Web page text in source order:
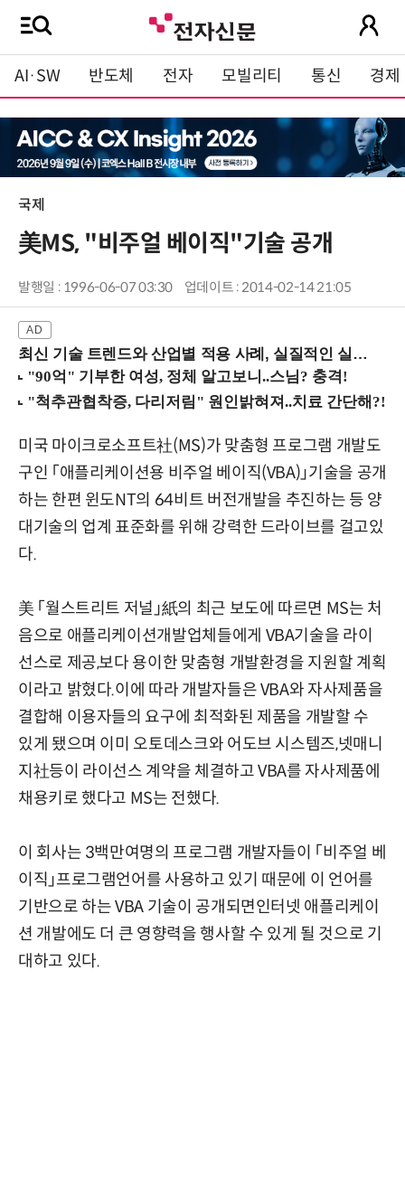
AI·SW 반도체 전자 모빌리티 통신 경제
국제
美MS, "비주얼 베이직"기술 공개
발행일 : 1996-06-07 03:30 업데이트 : 2014-02-14 21:05
최신 기술 트렌드와 산업별 적용 사례, 실질적인 실행 전략을 공유 (9/18 양재역)
미국 마이크로소프트社(MS)가 맞춤형 프로그램 개발도
구인 「애플리케이션용 비주얼 베이직(VBA)」기술을 공개
하는 한편 윈도NT의 64비트 버전개발을 추진하는 등 양
대기술의 업계 표준화를 위해 강력한 드라이브를 걸고있
다.
美 「월스트리트 저널」紙의 최근 보도에 따르면 MS는 처
음으로 애플리케이션개발업체들에게 VBA기술을 라이
선스로 제공,보다 용이한 맞춤형 개발환경을 지원할 계획
이라고 밝혔다.이에 따라 개발자들은 VBA와 자사제품을
결합해 이용자들의 요구에 최적화된 제품을 개발할 수
있게 됐으며 이미 오토데스크와 어도브 시스템즈,넷매니
지社등이 라이선스 계약을 체결하고 VBA를 자사제품에
채용키로 했다고 MS는 전했다.
이 회사는 3백만여명의 프로그램 개발자들이 「비주얼 베
이직」프로그램언어를 사용하고 있기 때문에 이 언어를
기반으로 하는 VBA 기술이 공개되면인터넷 애플리케이
션 개발에도 더 큰 영향력을 행사할 수 있게 될 것으로 기
대하고 있다.